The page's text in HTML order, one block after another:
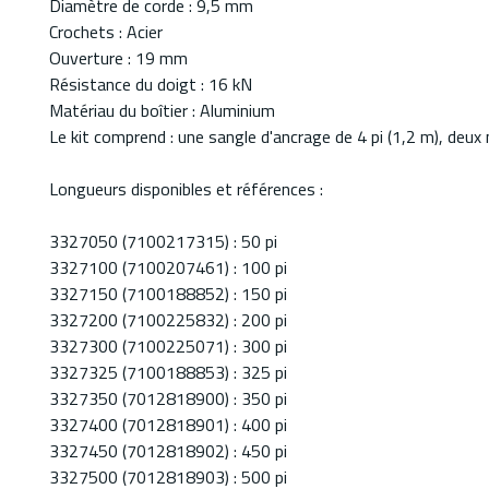
Diamètre de corde : 9,5 mm
Crochets : Acier
Ouverture : 19 mm
Résistance du doigt : 16 kN
Matériau du boîtier : Aluminium
Le kit comprend : une sangle d'ancrage de 4 pi (1,2 m),
Longueurs disponibles et références :
3327050 (7100217315) : 50 pi
3327100 (7100207461) : 100 pi
3327150 (7100188852) : 150 pi
3327200 (7100225832) : 200 pi
3327300 (7100225071) : 300 pi
3327325 (7100188853) : 325 pi
3327350 (7012818900) : 350 pi
3327400 (7012818901) : 400 pi
3327450 (7012818902) : 450 pi
3327500 (7012818903) : 500 pi